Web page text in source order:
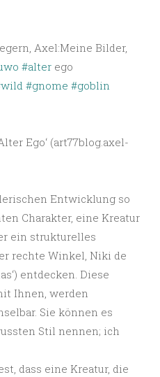
Axel:Meine Bilder,
#alter ego
#gnome #goblin
Ego‘ (art77blog.axel-
Entwicklung so
Charakter, eine Kreatur
ein strukturelles
rechte Winkel, Niki de
entdecken. Diese
Ihnen, werden
Sie können es
Stil nennen; ich
dass eine Kreatur, die